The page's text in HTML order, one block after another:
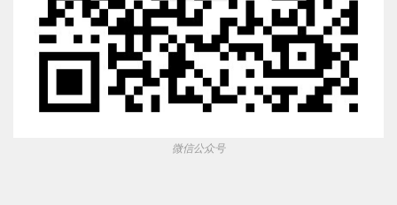
微信公众号